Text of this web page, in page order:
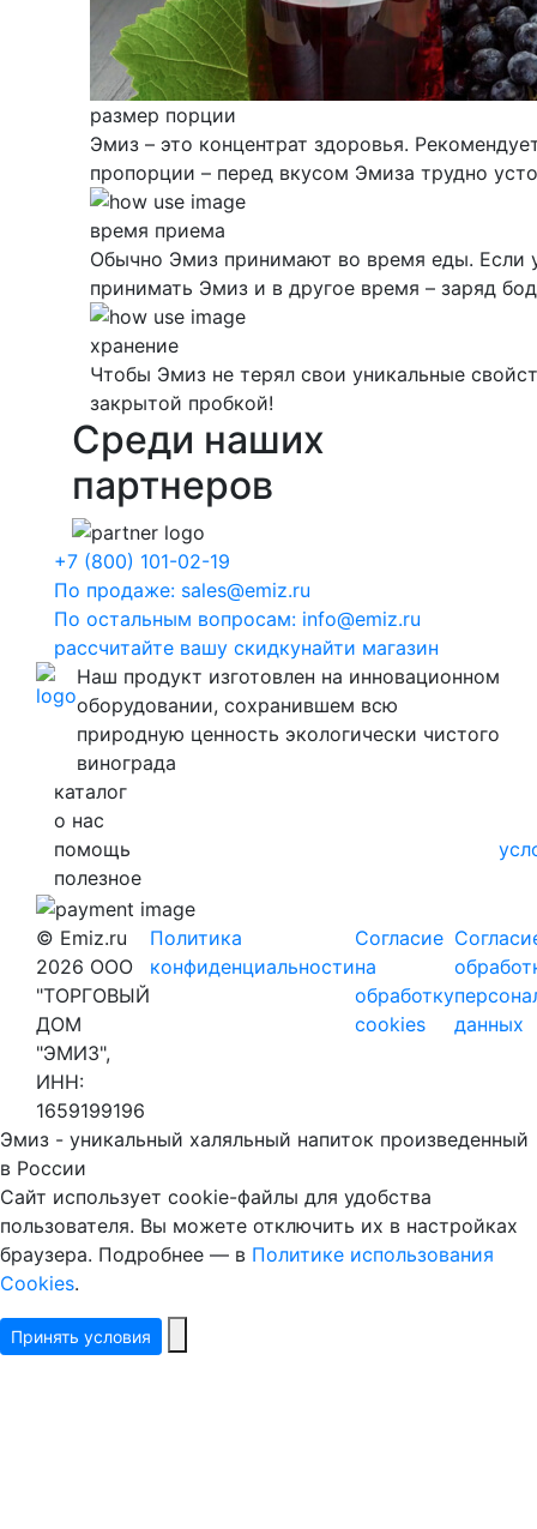
размер порции
Эмиз – это концентрат здоровья.
пропорции – перед вкусом Эмиза трудно
время приема
Обычно Эмиз принимают во время еды. Если
принимать Эмиз и в другое время – заряд
хранение
Чтобы Эмиз не терял свои уникальные
закрытой пробкой!
Среди наших
партнеров
+7 (800) 101-02-19
По продаже: sales@emiz.ru
По остальным вопросам: info@emiz.ru
рассчитайте вашу скидкунайти магазин
Наш продукт изготовлен на инновационном
оборудовании, сохранившем всю
природную ценность экологически чистого
винограда
каталог
о нас
помощь
полезное
© Emiz.ru
2026 ООО
"ТОРГОВЫЙ
ДОМ
"ЭМИЗ",
ИНН:
1659199196
Политика
конфиденциальности
Согласие
на
обработку
cookies
данных
Эмиз - уникальный халяльный напиток произведенный
в России
Сайт использует cookie-файлы для удобства
пользователя. Вы можете отключить их в настройках
браузера. Подробнее — в Политике использования
Cookies.
Принять условия